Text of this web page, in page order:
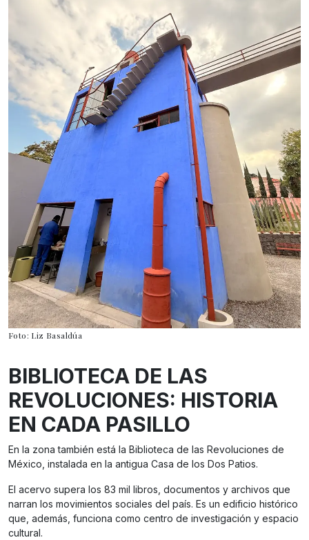
Foto: Liz Basaldúa
BIBLIOTECA DE LAS
REVOLUCIONES: HISTORIA
EN CADA PASILLO
En la zona también está la Biblioteca de las Revoluciones de
México, instalada en la antigua Casa de los Dos Patios.
El acervo supera los 83 mil libros, documentos y archivos que
narran los movimientos sociales del país. Es un edificio histórico
que, además, funciona como centro de investigación y espacio
cultural.